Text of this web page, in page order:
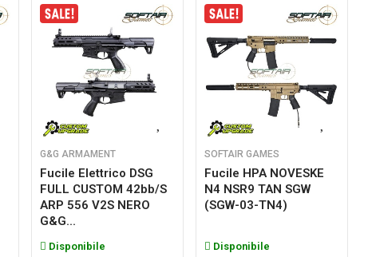
G&G ARMAMENT
Fucile Elettrico DSG
FULL CUSTOM 42bb/s
ARP 556 V2S NERO
G&G...
Disponibile
SOFTAIR GAMES
Fucile HPA NOVESKE
N4 NSR9 TAN SGW
(SGW-03-TN4)
Disponibile